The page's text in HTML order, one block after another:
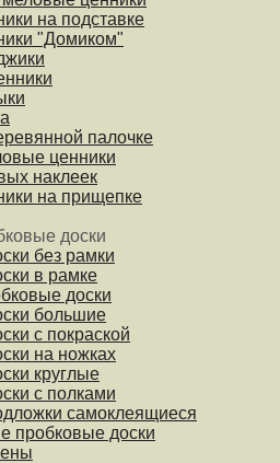
на подставке
"Домиком"
палочке
ценники
наклеек
на прищепке
доски
без рамки
в рамке
доски
большие
с покраской
на ножках
круглые
с полками
самоклеящиеся
пробковые доски